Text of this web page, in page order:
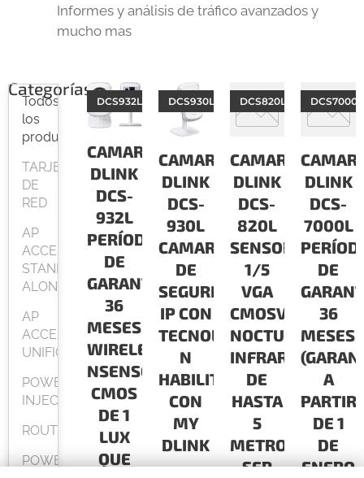
Informes y análisis de tráfico avanzados y
mucho mas
Categorías
Todos
los
productos
TARJETAS
DE
RED
AP
ACCESPOINT
STAND
ALONE
AP
ACCESPOINT
UNIFICADO
POWER
INJECTOR
ROUTER
POWER
CAMARAS
DLINK
DCS-
932L
PERÍODO
DE
GARANTÍA:
36
MESES.CONECTIVIDAD
WIRELESS
NSENSOR
CMOS
DE 1
LUX
QUE
DCS932L
CAMARAS
DLINK
DCS-
930L
CAMARA
DE
SEGURIDAD
IP CON
TECNOLOGIA
N
HABILITADA
CON
MY
DLINK
,
DCS930L
CAMARAS
DLINK
DCS-
820L
SENSOR
1/5
VGA
CMOSVISIÓN
NOCTURNA
INFRARROJA
DE
HASTA
5
METROSPUEDE
SER
DCS820L
DLINK
DCS-
7000L
DE
36
MESES.
A
PARTIR
DE 1
DE
ENERO
DCS7000L